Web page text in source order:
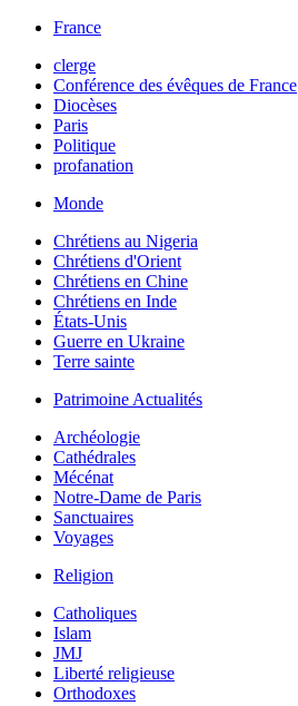
France
clerge
Conférence des évêques de France
Diocèses
Paris
Politique
profanation
Monde
Chrétiens au Nigeria
Chrétiens d'Orient
Chrétiens en Chine
Chrétiens en Inde
États-Unis
Guerre en Ukraine
Terre sainte
Patrimoine Actualités
Archéologie
Cathédrales
Mécénat
Notre-Dame de Paris
Sanctuaires
Voyages
Religion
Catholiques
Islam
JMJ
Liberté religieuse
Orthodoxes